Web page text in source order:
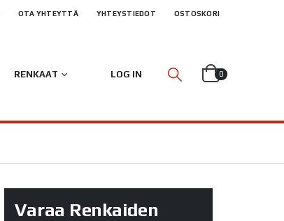
OTA YHTEYTTÄ YHTEYSTIEDOT OSTOSKORI
RENKAAT LOG IN 0
Varaa Renkaiden